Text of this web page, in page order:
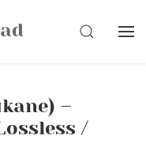
SEARCH
–
/